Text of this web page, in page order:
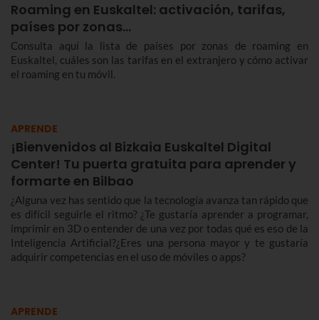
Roaming en Euskaltel: activación, tarifas,
países por zonas…
Consulta aquí la lista de países por zonas de roaming en
Euskaltel, cuáles son las tarifas en el extranjero y cómo activar
el roaming en tu móvil.
APRENDE
¡Bienvenidos al Bizkaia Euskaltel Digital
Center! Tu puerta gratuita para aprender y
formarte en Bilbao
¿Alguna vez has sentido que la tecnología avanza tan rápido que
es difícil seguirle el ritmo? ¿Te gustaría aprender a programar,
imprimir en 3D o entender de una vez por todas qué es eso de la
Inteligencia Artificial?¿Eres una persona mayor y te gustaría
adquirir competencias en el uso de móviles o apps?
APRENDE